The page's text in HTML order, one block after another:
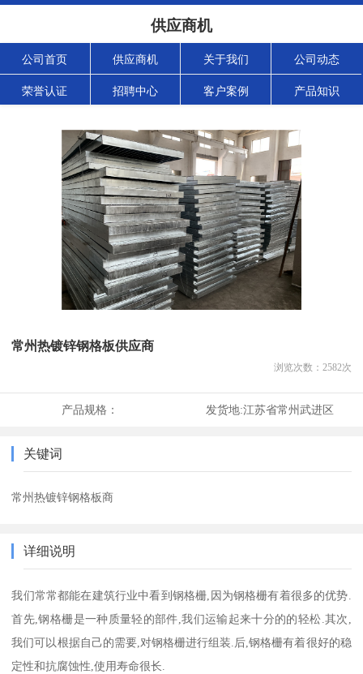
供应商机
公司首页 供应商机 关于我们 公司动态
荣誉认证 招聘中心 客户案例 产品知识
常州热镀锌钢格板供应商
浏览次数： 2582次
产品规格： 发货地:江苏省常州武进区
关键词
常州热镀锌钢格板商
详细说明
我们常常都能在建筑行业中看到钢格栅,因为钢格栅有着很多的优势.
首先,钢格栅是一种质量轻的部件,我们运输起来十分的的轻松.其次,
我们可以根据自己的需要,对钢格栅进行组装.后,钢格栅有着很好的稳
定性和抗腐蚀性,使用寿命很长.